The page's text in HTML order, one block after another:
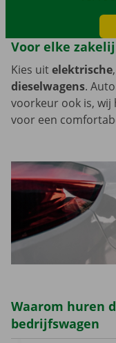
Voor elke
Kies uitelektrische,
dieselwagens.
voorkeur ook is, wij
voor een
Waarom huren
bedrijfswagen